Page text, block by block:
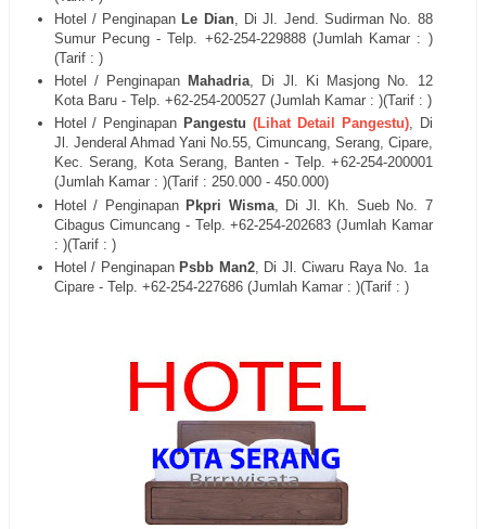
Hotel / Penginapan Le Dian, DiJl. Jend. Sudirman No. 88
Sumur Pecung- Telp. +62-254-229888(Jumlah Kamar : )
(Tarif : )
Hotel / PenginapanMahadria, Di Jl. Ki Masjong No. 12
Kota Baru- Telp. +62-254-200527(Jumlah Kamar : )(Tarif : )
Hotel / Penginapan Pangestu (Lihat Detail Pangestu), Di
Jl. Jenderal Ahmad Yani No.55, Cimuncang, Serang, Cipare,
Kec. Serang, Kota Serang, Banten - Telp. +62-254-200001
(Jumlah Kamar : )(Tarif : 250.000 - 450.000)
Hotel / PenginapanPkpri Wisma, Di Jl. Kh. Sueb No. 7
Cibagus Cimuncang - Telp. +62-254-202683 (Jumlah Kamar
: )(Tarif : )
Hotel / PenginapanPsbb Man2, Di Jl. Ciwaru Raya No. 1a
Cipare- Telp. +62-254-227686(Jumlah Kamar : )(Tarif : )